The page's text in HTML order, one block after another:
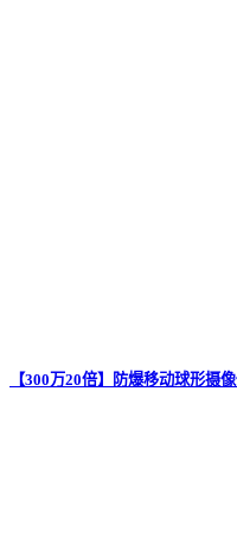
【300万20倍】防爆移动球形摄像